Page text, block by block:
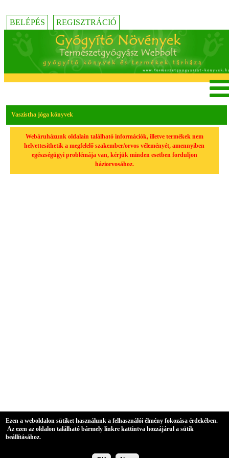
BELÉPÉS REGISZTRÁCIÓ
Vaszistha jóga könyvek
Webáruházunk oldalain található információk, illetve termékek nem
helyettesíthetik a megfelelő szakember/orvos véleményét, amennyiben
egészségügyi problémája van, kérjük minden esetben forduljon
háziorvosához.
Ezen a weboldalon sütiket használunk a felhasználói élmény fokozása érdekében.
Az ezen az oldalon található bármely linkre kattintva hozzájárul a sütik
beállításához.